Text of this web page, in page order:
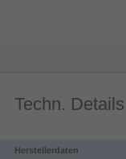
Techn. Details
Herstellerdaten